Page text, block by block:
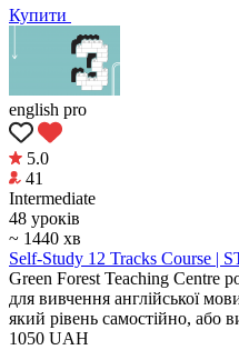
Купити
english pro
5.0
41
Intermediate
48 уроків
~ 1440 хв
Self-Study 12 Tracks Course |
Green Forest Teaching Centre
для вивчення англійської
який рівень самостійно, або
1050 UAH